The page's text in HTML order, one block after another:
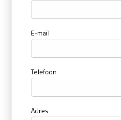
E-mail
Telefoon
Adres